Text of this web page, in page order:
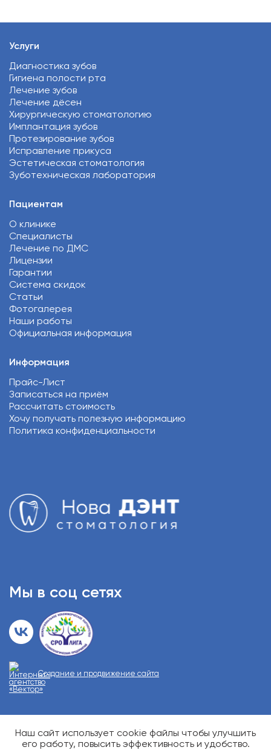
Услуги
Диагностика зубов
Гигиена полости рта
Лечение зубов
Лечение дёсен
Хирургическую стоматологию
Имплантация зубов
Протезирование зубов
Исправление прикуса
Эстетическая стоматология
Зуботехническая лаборатория
Пациентам
О клинике
Специалисты
Лечение по ДМС
Лицензии
Гарантии
Система скидок
Статьи
Фотогалерея
Наши работы
Официальная информация
Информация
Прайс-Лист
Записаться на приём
Рассчитать стоимость
Хочу получать полезную информацию
Политика конфиденциальности
Мы в соц сетях
Создание и продвижение сайта
О возможных противопоказаниях проконсультируйтесь у
специалиста
Наш сайт использует cookie файлы чтобы улучшить
его работу, повысить эффективность и удобство.